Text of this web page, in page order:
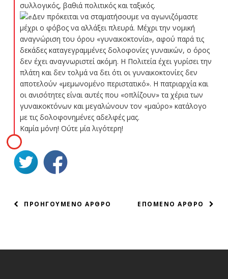
συλλογικός, βαθιά πολιτικός και ταξικός.
Δεν πρόκειται να σταματήσουμε να αγωνιζόμαστε
μέχρι ο φόβος να αλλάξει πλευρά. Μέχρι την νομική
αναγνώριση του όρου «γυναικοκτονία», αφού παρά τις
δεκάδες καταγεγραμμένες δολοφονίες γυναικών, ο όρος
δεν έχει αναγνωριστεί ακόμη. Η Πολιτεία έχει γυρίσει την
πλάτη και δεν τολμά να δει ότι οι γυναικοκτονίες δεν
αποτελούν «μεμωνομένο περιστατικό». Η πατριαρχία και
οι ανισότητες είναι αυτές που «οπλίζουν» τα χέρια των
γυναικοκτόνων και μεγαλώνουν τον «μαύρο» κατάλογο
με τις δολοφονημένες αδελφές μας.
Καμία μόνη! Ούτε μία λιγότερη!
ΠΛΟΗΓΗΣΗ
ΕΠΟΜΕΝΟ ΑΡΘΡΟ
ΠΡΟΗΓΟΥΜΕΝΟ ΑΡΘΡΟ